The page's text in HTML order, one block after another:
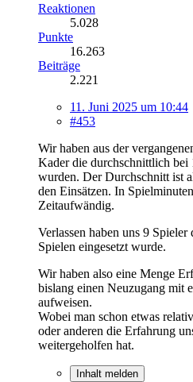
Reaktionen
5.028
Punkte
16.263
Beiträge
2.221
11. Juni 2025 um 10:44
#453
Wir haben aus der
Kader die durchschnittlich bei
wurden. Der Durchschnitt ist
den Einsätzen. In
Zeitaufwändig.
Verlassen haben uns 9
Spielen eingesetzt wurde.
Wir haben also eine Menge
bislang einen Neuzugang mit
aufweisen.
Wobei man schon etwas
oder anderen die Erfahrung
weitergeholfen hat.
Inhalt melden